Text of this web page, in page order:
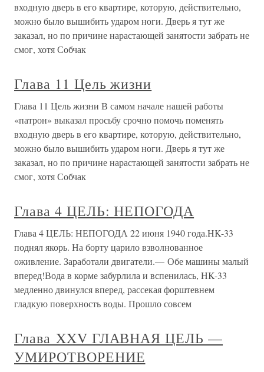
входную дверь в его квартире, которую, действительно,
можно было вышибить ударом ноги. Дверь я тут же
заказал, но по причине нарастающей занятости забрать не
смог, хотя Собчак
Глава 11 Цель жизни
Глава 11 Цель жизни В самом начале нашей работы
«патрон» выказал просьбу срочно помочь поменять
входную дверь в его квартире, которую, действительно,
можно было вышибить ударом ноги. Дверь я тут же
заказал, но по причине нарастающей занятости забрать не
смог, хотя Собчак
Глава 4 ЦЕЛЬ: НЕПОГОДА
Глава 4 ЦЕЛЬ: НЕПОГОДА 22 июня 1940 года.HK-33
поднял якорь. На борту царило взволнованное
оживление. Заработали двигатели.— Обе машины малый
вперед!Вода в корме забурлила и вспенилась, HK-33
медленно двинулся вперед, рассекая форштевнем
гладкую поверхность воды. Прошло совсем
Глава XXV ГЛАВНАЯ ЦЕЛЬ —
УМИРОТВОРЕНИЕ